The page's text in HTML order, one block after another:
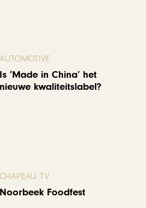
AUTOMOTIVE
Is ‘Made in China’ het
nieuwe kwaliteitslabel?
CHAPEAU TV
Noorbeek Foodfest